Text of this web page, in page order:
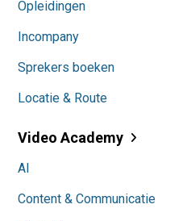
Opleidingen
Incompany
Sprekers boeken
Locatie & Route
Video Academy
AI
Content & Communicatie